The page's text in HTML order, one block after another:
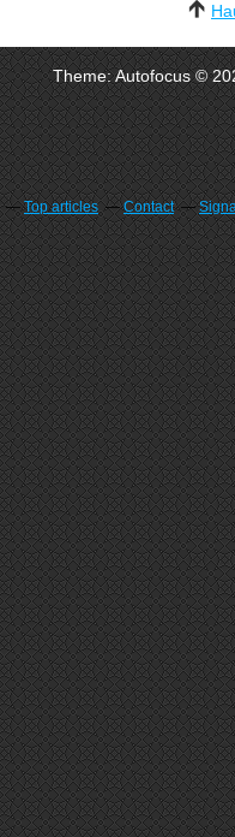
Theme: Autofocus ©
Top articles Contact